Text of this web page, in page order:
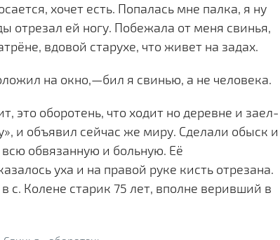
хочет есть. Попалась мне палка, я ну
отрезал ей ногу. Побежала от меня свинья,
вдовой старухе, что живет на задах.
на окно,—бил я свинью, а не человека.
это оборотень, что ходит но деревне и заел-
и объявил сейчас же миру. Сделали обыск и
обвязанную и больную. Её
уха и на правой руке кисть отрезана.
с. Колене старик 75 лет, вполне веривший в